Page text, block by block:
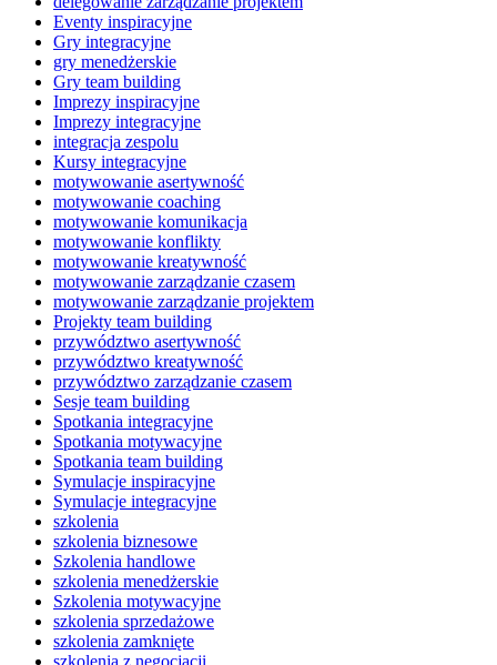
Eventy inspiracyjne
Gry integracyjne
gry menedżerskie
Gry team building
Imprezy inspiracyjne
Imprezy integracyjne
integracja zespolu
Kursy integracyjne
motywowanie asertywność
motywowanie coaching
motywowanie komunikacja
motywowanie konflikty
motywowanie kreatywność
motywowanie zarządzanie czasem
motywowanie zarządzanie projektem
Projekty team building
przywództwo asertywność
przywództwo kreatywność
przywództwo zarządzanie czasem
Sesje team building
Spotkania integracyjne
Spotkania motywacyjne
Spotkania team building
Symulacje inspiracyjne
Symulacje integracyjne
szkolenia
szkolenia biznesowe
Szkolenia handlowe
szkolenia menedżerskie
Szkolenia motywacyjne
szkolenia sprzedażowe
szkolenia zamknięte
szkolenia z negocjacji